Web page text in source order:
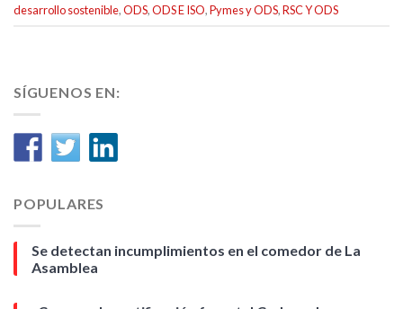
desarrollo sostenible,ODS,ODS E ISO,Pymes y ODS,RSC Y ODS
SÍGUENOS EN:
POPULARES
Se detectan incumplimientos en el comedor de La
Asamblea